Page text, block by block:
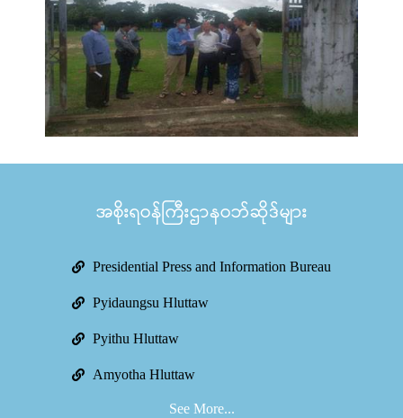
အစိုးရဝန်ကြီးဌာနဝဘ်ဆိုဒ်များ
Presidential Press and Information Bureau
Pyidaungsu Hluttaw
Pyithu Hluttaw
Amyotha Hluttaw
See More...